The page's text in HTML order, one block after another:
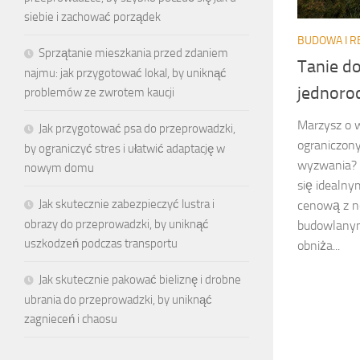
BUDOWA I
Tanie
Marzysz o
wyzwania?
się
cenową z
obniża...
siebie i zachować porządek
Sprzątanie mieszkania przed zdaniem
najmu: jak przygotować lokal, by uniknąć
problemów ze zwrotem kaucji
Jak przygotować psa do przeprowadzki,
by ograniczyć stres i ułatwić adaptację w
nowym domu
Jak skutecznie zabezpieczyć lustra i
obrazy do przeprowadzki, by uniknąć
uszkodzeń podczas transportu
Jak skutecznie pakować bieliznę i drobne
ubrania do przeprowadzki, by uniknąć
zagnieceń i chaosu